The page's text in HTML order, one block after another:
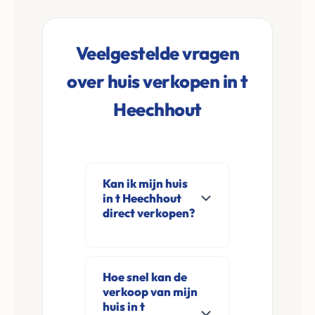
Veelgestelde vragen
over huis verkopen in t
Heechhout
Kan ik mijn huis
in t Heechhout
direct verkopen?
direct aan in t
Heechhout en
Hoe snel kan de
verkoop van mijn
huis in t